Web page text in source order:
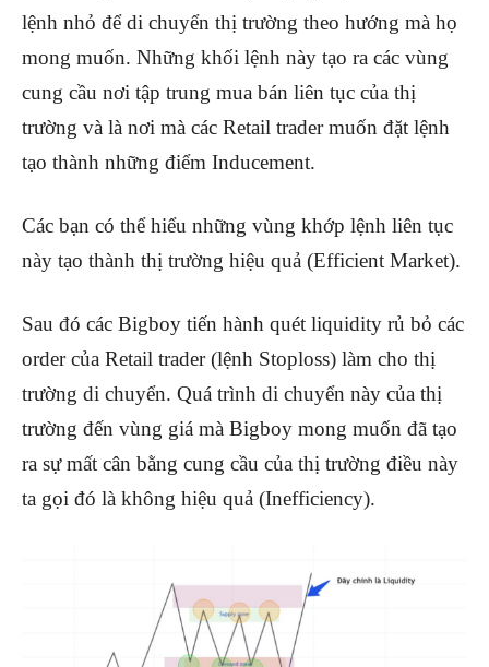
lệnh nhỏ để di chuyển thị trường theo hướng mà họ
mong muốn. Những khối lệnh này tạo ra các vùng
cung cầu nơi tập trung mua bán liên tục của thị
trường và là nơi mà các Retail trader muốn đặt lệnh
tạo thành những điểm Inducement.
Các bạn có thể hiểu những vùng khớp lệnh liên tục
này tạo thành thị trường hiệu quả (Efficient Market).
Sau đó các Bigboy tiến hành quét liquidity rủ bỏ các
order của Retail trader (lệnh Stoploss) làm cho thị
trường di chuyển. Quá trình di chuyển này của thị
trường đến vùng giá mà Bigboy mong muốn đã tạo
ra sự mất cân bằng cung cầu của thị trường điều này
ta gọi đó là không hiệu quả (Inefficiency).